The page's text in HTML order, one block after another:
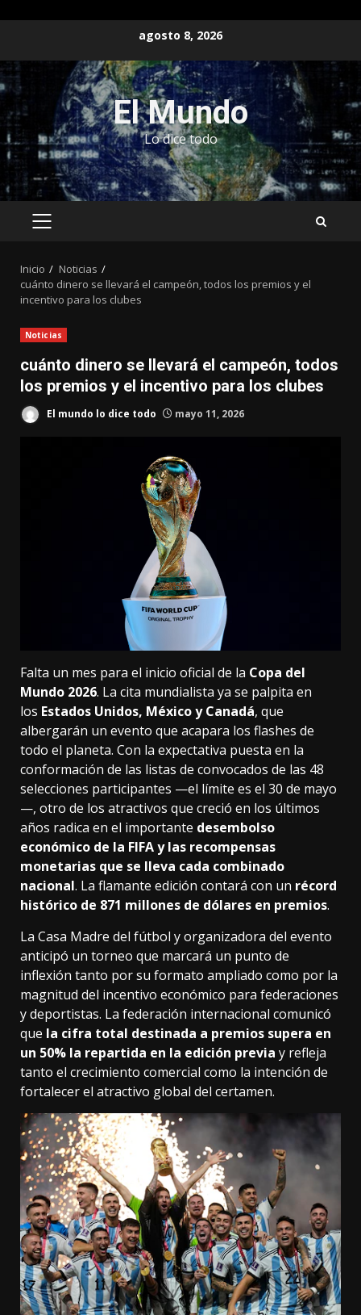
contenido
agosto 8, 2026
El Mundo
Lo dice todo
MENÚ
Inicio
Noticias
cuánto dinero se llevará el campeón, todos los premios y el
incentivo para los clubes
Noticias
cuánto dinero se llevará el campeón, todos
los premios y el incentivo para los clubes
El mundo lo dice todo mayo 11, 2026
Falta un mes para el inicio oficial de la Copa del
Mundo 2026. La cita mundialista ya se palpita en
los Estados Unidos, México y Canadá, que
albergarán un evento que acapara los flashes de
todo el planeta. Con la expectativa puesta en la
conformación de las listas de convocados de las 48
selecciones participantes —el límite es el 30 de mayo
—, otro de los atractivos que creció en los últimos
años radica en el importante desembolso
económico de la FIFA y las recompensas
monetarias que se lleva cada combinado
nacional. La flamante edición contará con un récord
histórico de 871 millones de dólares en premios.
La Casa Madre del fútbol y organizadora del evento
anticipó un torneo que marcará un punto de
inflexión tanto por su formato ampliado como por la
magnitud del incentivo económico para federaciones
y deportistas. La federación internacional comunicó
que la cifra total destinada a premios supera en
un 50% la repartida en la edición previa y refleja
tanto el crecimiento comercial como la intención de
fortalecer el atractivo global del certamen.